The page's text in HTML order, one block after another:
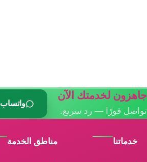
جاهزون لخدمتك الآن
تواصل فورًا — رد سريع.
واتساب
خدماتنا مناطق الخدمة